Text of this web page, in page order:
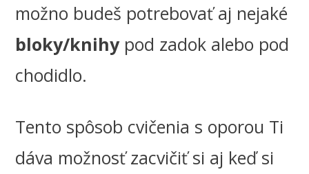
možno budeš potrebovať aj nejaké
bloky/knihypod zadok alebo pod
chodidlo.
Tento spôsob cvičenia s oporou Ti
dáva možnosť zacvičiť si aj keď si